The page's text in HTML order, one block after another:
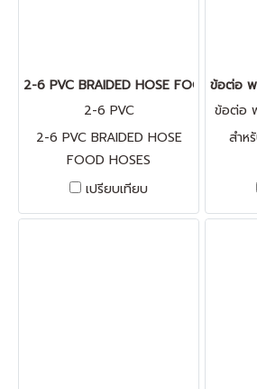
2-6 PVC BRAIDED HOSE FOOD HOSES
2-6 PVC
2-6 PVC BRAIDED HOSE
FOOD HOSES
เปรียบเทียบ
ข้อต่อ
ข้อต่อ
สำห